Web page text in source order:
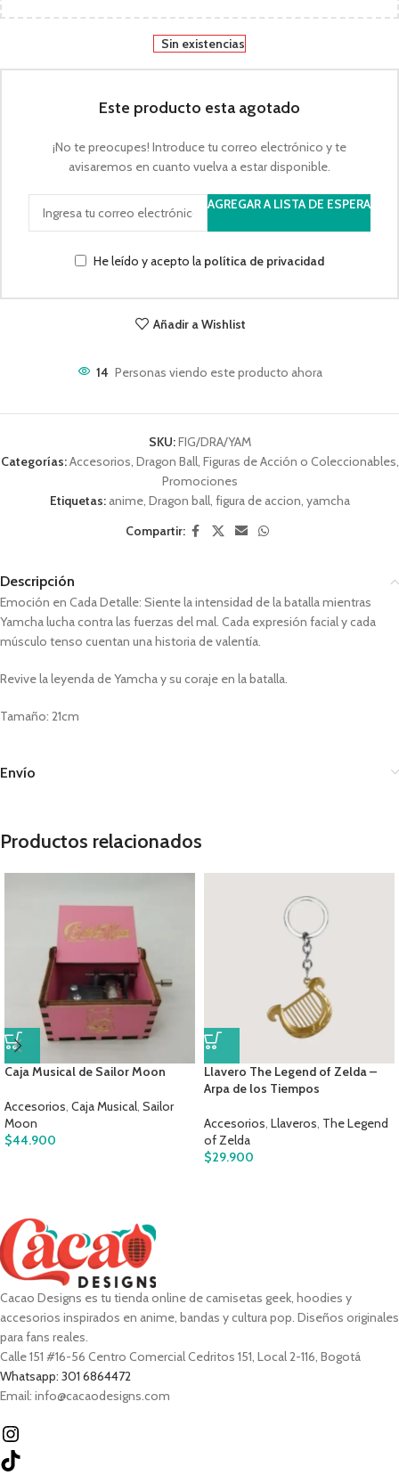
Sin existencias
Este producto esta agotado
¡No te preocupes! Introduce tu correo electrónico y te
avisaremos en cuanto vuelva a estar disponible.
AGREGAR A LISTA DE ESPERA
He leído y acepto la política de privacidad
Añadir a Wishlist
14 Personas viendo este producto ahora
SKU:FIG/DRA/YAM
Categorías:Accesorios, Dragon Ball, Figuras de Acción o Coleccionables,
Promociones
Etiquetas: anime, Dragon ball, figura de accion, yamcha
Compartir:
Descripción
Emoción en Cada Detalle: Siente la intensidad de la batalla mientras
Yamcha lucha contra las fuerzas del mal. Cada expresión facial y cada
músculo tenso cuentan una historia de valentía.
Revive la leyenda de Yamcha y su coraje en la batalla.
Tamaño: 21cm
Envío
Productos relacionados
Caja Musical de Sailor Moon
Accesorios, Caja Musical, Sailor
Moon
$44.900
Llavero The Legend of Zelda –
Arpa de los Tiempos
Accesorios, Llaveros, The Legend
of Zelda
$29.900
Cacao Designs es tu tienda online de camisetas geek, hoodies y
accesorios inspirados en anime, bandas y cultura pop. Diseños originales
para fans reales.
Calle 151 #16-56 Centro Comercial Cedritos 151, Local 2-116, Bogotá
Whatsapp: 301 6864472
Email: info@cacaodesigns.com